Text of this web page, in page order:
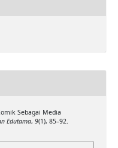
Sebagai Media
Edutama, 9(1), 85–92.